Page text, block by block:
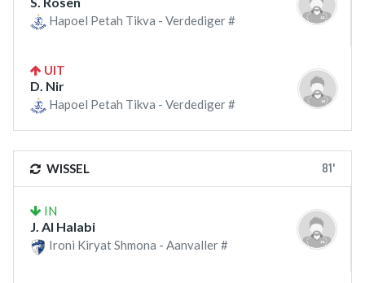
Hapoel Petah Tikva - Verdediger #
UIT
D. Nir
Hapoel Petah Tikva - Verdediger #
WISSEL 81'
IN
J. Al Halabi
Ironi Kiryat Shmona - Aanvaller #